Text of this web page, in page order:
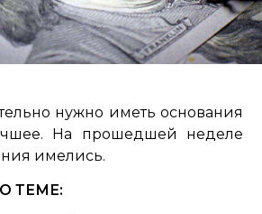
нужно иметь основания
На прошедшей неделе
имелись.
ТЕМЕ: